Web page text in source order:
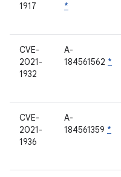
1917
*
CVE-
2021-
1932
A-
184561562 *
CVE-
2021-
1936
A-
184561359 *